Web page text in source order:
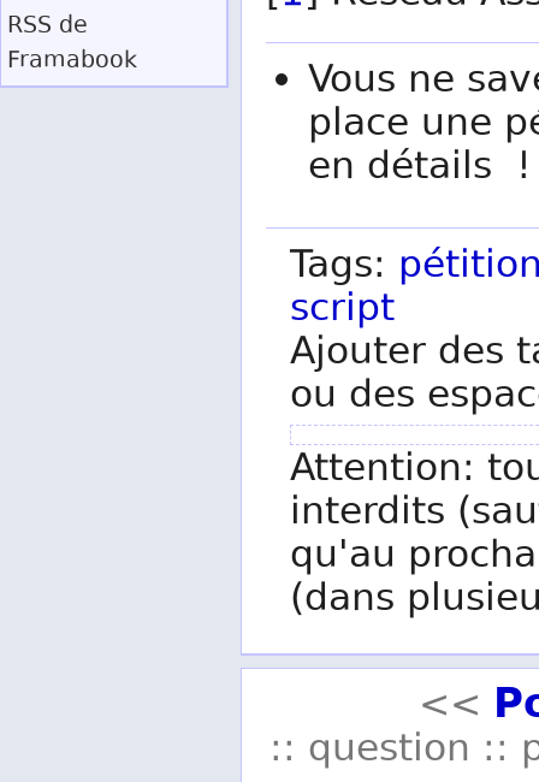
Vous ne
place une
en détails !
Tags:
script
Ajouter des
ou des
Attention:
interdits
qu'au
(dans
<<
:: question ::
RSS de
Framabook